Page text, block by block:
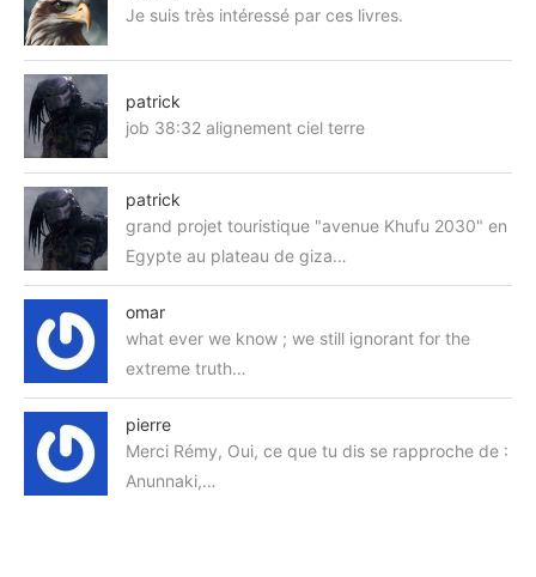
Je suis très intéressé par ces livres.
patrick
job 38:32 alignement ciel terre
patrick
grand projet touristique "avenue Khufu 2030" en
Egypte au plateau de giza…
omar
what ever we know ; we still ignorant for the
extreme truth…
pierre
Merci Rémy, Oui, ce que tu dis se rapproche de :
Anunnaki,…